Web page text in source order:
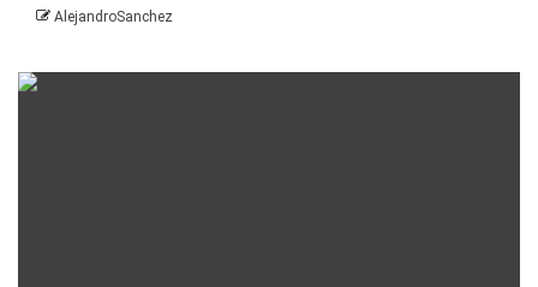
AlejandroSanchez